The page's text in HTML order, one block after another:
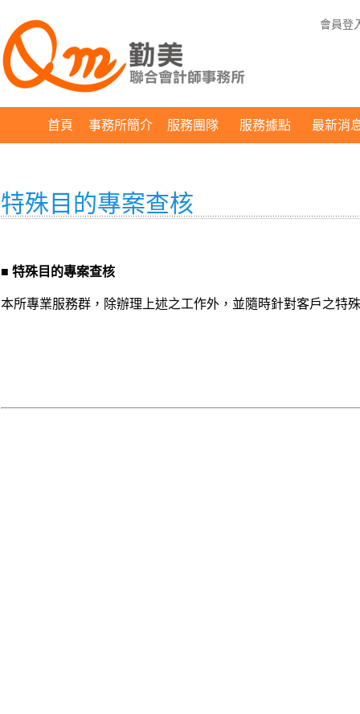
會員登
首頁 事務所簡介 服務團隊 服務據點 最新消
特殊目的專案查核
■ 特殊目的專案查核
本所專業服務群，除辦理上述之工作外，並隨時針對客戶之特